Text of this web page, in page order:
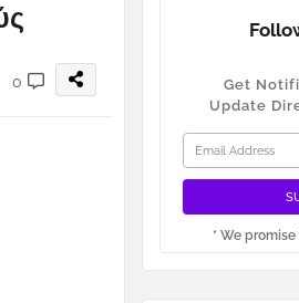
0
Get
Update
* We